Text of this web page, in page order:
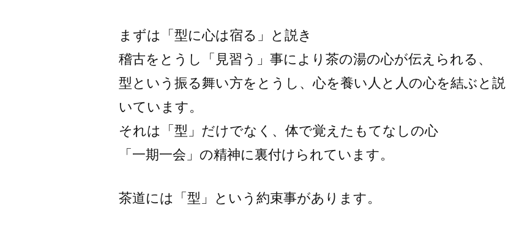
まずは「型に心は宿る」と説き
稽古をとうし「見習う」事により茶の湯の心が伝えられる、
型という振る舞い方をとうし、心を養い人と人の心を結ぶと説
いています。
それは「型」だけでなく、体で覚えたもてなしの心
「一期一会」の精神に裏付けられています。
茶道には「型」という約束事があります。